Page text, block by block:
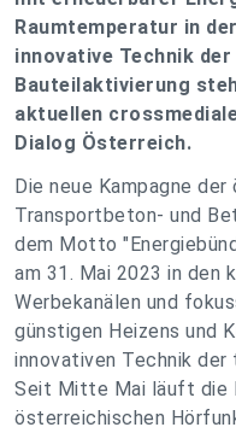
Raumtemperatur in
innovative Technik
Bauteilaktivierung
aktuellen
Dialog Österreich.
Die neue Kampagne
Transportbeton- und
dem Motto
am 31. Mai 2023 in den
Werbekanälen und
günstigen Heizens und
innovativen Technik der
Seit Mitte Mai läuft die
österreichischen